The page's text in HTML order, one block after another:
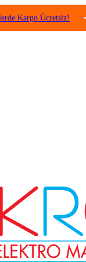
Ücretsiz! •